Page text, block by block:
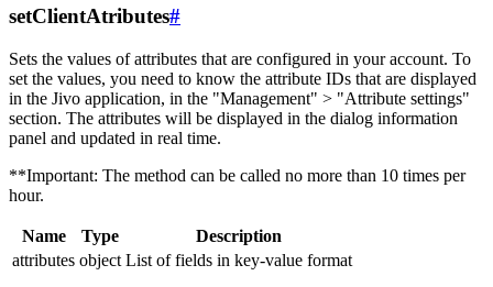
setClientAtributes#
Sets the values ​​of attributes that are configured in your account. To
set the values, you need to know the attribute IDs that are displayed
in the Jivo application, in the "Management" > "Attribute settings"
section. The attributes will be displayed in the dialog information
panel and updated in real time.
**Important: The method can be called no more than 10 times per
hour.
Name Type
Description
attributes object List of fields in key-value format